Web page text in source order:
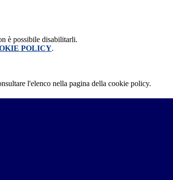
è possibile disabilitarli.
POLICY.
l'elenco nella pagina della cookie policy.